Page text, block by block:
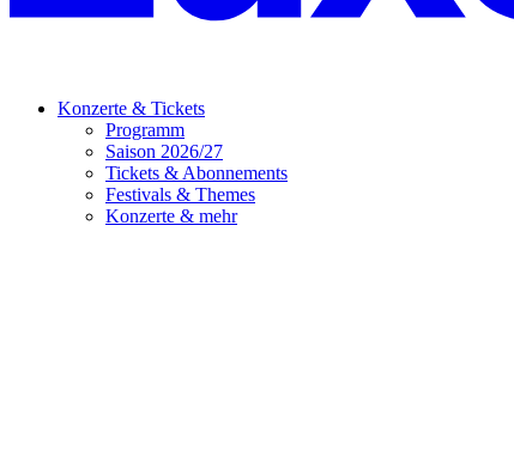
Konzerte & Tickets
Programm
Saison 2026/27
Tickets & Abonnements
Festivals & Themes
Konzerte & mehr